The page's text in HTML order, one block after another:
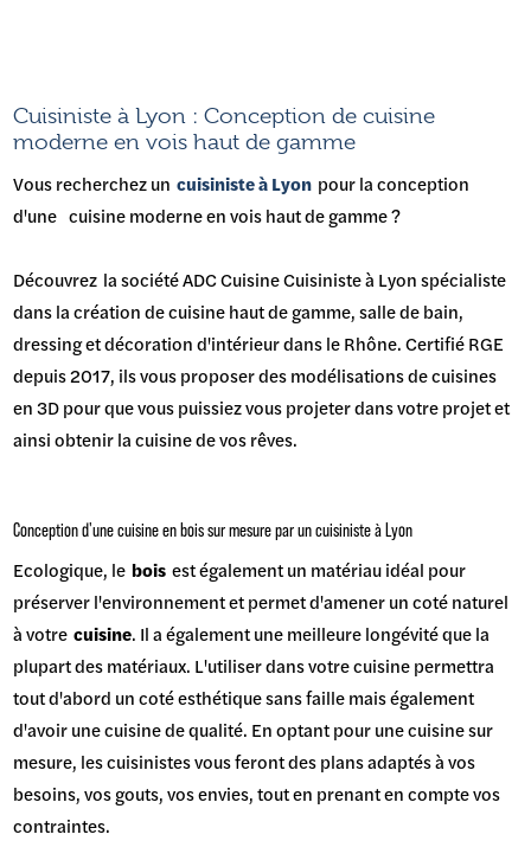
Cuisiniste à Lyon : Conception de cuisine
moderne en vois haut de gamme
Vous recherchez uncuisiniste à Lyon pour la conception
d'une cuisine moderne en vois haut de gamme ?
Découvrez la société ADC Cuisine Cuisiniste à Lyon spécialiste
dans la création de cuisine haut de gamme, salle de bain,
dressing et décoration d'intérieur dans le Rhône. Certifié RGE
depuis 2017, ils vous proposer des modélisations de cuisines
en 3D pour que vous puissiez vous projeter dans votre projet et
ainsi obtenir la cuisine de vos rêves.
Conception d'une cuisine en bois sur mesure par un cuisiniste à Lyon
Ecologique, lebois est également un matériau idéal pour
préserver l'environnement et permet d'amener un coté naturel
à votrecuisine. Il a également une meilleure longévité que la
plupart des matériaux. L'utiliser dans votre cuisine permettra
tout d'abord un coté esthétique sans faille mais également
d'avoir une cuisine de qualité. En optant pour une cuisine sur
mesure, les cuisinistes vous feront des plans adaptés à vos
besoins, vos gouts, vos envies, tout en prenant en compte vos
contraintes.